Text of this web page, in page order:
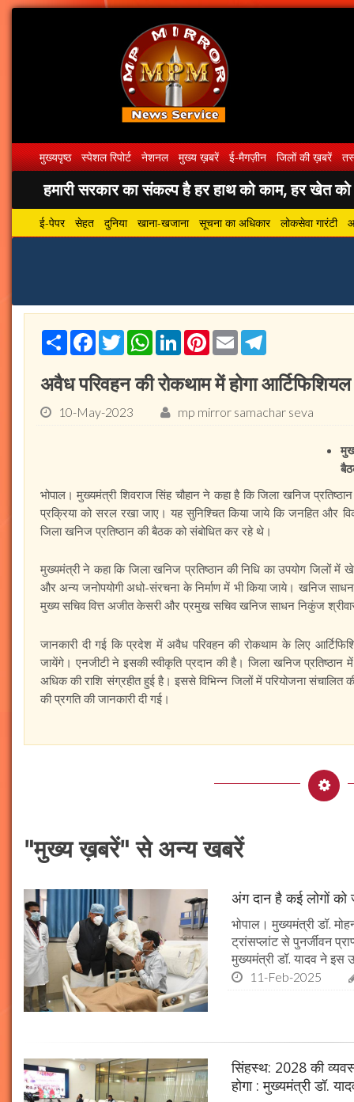
मुख्यपृष्ठ स्पेशल रिपोर्ट नेशनल मुख्य ख़बरें ई-मैगज़ीन जिलों की ख़बरें
हमारी सरकार का संकल्प है हर हाथ को काम, हर खेत को
ई-पेपर सेहत दुनिया खाना-खजाना सूचना का अधिकार लोकसेवा गारंटी
ShareFacebook
TwitterWhatsApp
LinkedInPinterest
Email
अवैध परिवहन की रोकथाम में होगा
10-May-2023 mp mirror samachar seva
भोपाल। मुख्यमंत्री शिवराज सिंह चौहान ने कहा है कि जिला खनिज
प्रक्रिया को सरल रखा जाए। यह सुनिश्चित किया जाये कि जनहित और
जिला खनिज प्रतिष्ठान की बैठक को संबोधित कर रहे थे।
मुख्यमंत्री ने कहा कि जिला खनिज प्रतिष्ठान की निधि का उपयोग जिलों में
और अन्य जनोपयोगी अधो-संरचना के निर्माण में भी किया जाये। खनिज
मुख्य सचिव वित्त अजीत केसरी और प्रमुख सचिव खनिज साधन निकुंज
जानकारी दी गई कि प्रदेश में अवैध परिवहन की रोकथाम के लिए
जायेंगे। एनजीटी ने इसकी स्वीकृति प्रदान की है। जिला खनिज
अधिक की राशि संग्रहीत हुई है। इससे विभिन्न जिलों में परियोजना संचालित
की प्रगति की जानकारी दी गई।
"मुख्य ख़बरें" से अन्य खबरें
अंग दान है कई लोगों को
भोपाल। मुख्यमंत्री डॉ.
ट्रांसप्लांट से पुनर्जीवन
मुख्यमंत्री डॉ. यादव ने इस
11-Feb-2025
सिंहस्थ: 2028 की
होगा : मुख्यमंत्री डॉ.